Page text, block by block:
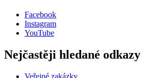
Facebook
Instagram
YouTube
Nejčastěji hledané odkazy
Veřejné zakázky